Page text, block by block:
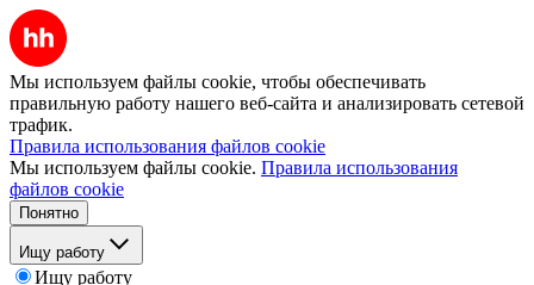
Мы используем файлы cookie, чтобы обеспечивать
правильную работу нашего веб-сайта и анализировать сетевой
трафик.
Правила использования файлов cookie
Мы используем файлы cookie. Правила использования
файлов cookie
Понятно
Ищу работу
Ищу работу